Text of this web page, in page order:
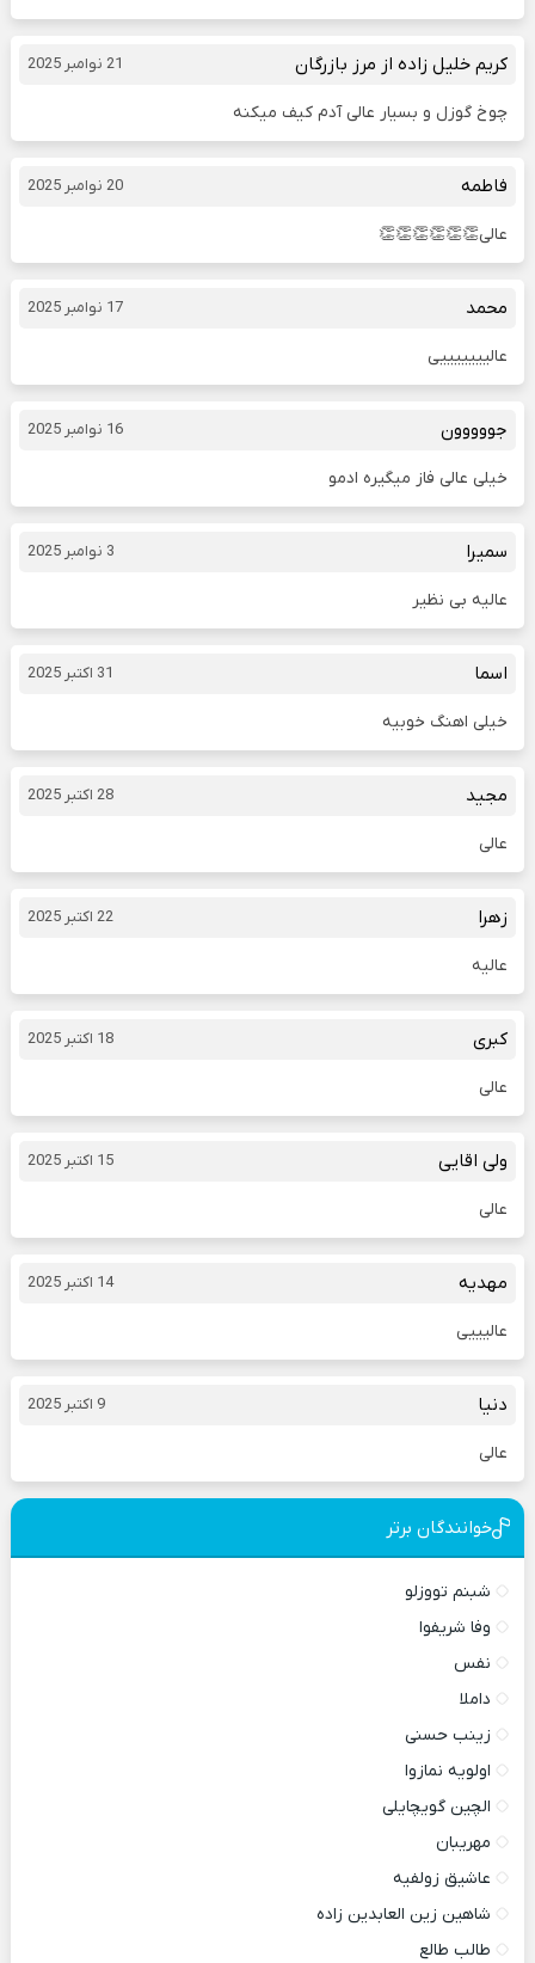
کریم خلیل زاده از مرز بازرگان 21 نوامبر 2025
چوخ گوزل و بسیار عالی آدم کیف میکنه
فاطمه 20 نوامبر 2025
عالی👏👏👏👏👏👏
محمد 17 نوامبر 2025
عالیییییییی
جووووون 16 نوامبر 2025
خیلی عالی فاز میگیره ادمو
سمیرا 3 نوامبر 2025
عالیه بی نظیر
اسما 31 اکتبر 2025
خیلی اهنگ خوبیه
مجید 28 اکتبر 2025
عالی
زهرا 22 اکتبر 2025
عالیه
کبری 18 اکتبر 2025
عالی
ولی اقایی 15 اکتبر 2025
عالی
مهدیه 14 اکتبر 2025
عالیییی
دنیا 9 اکتبر 2025
عالی
خوانندگان برتر
شبنم تووزلو
وفا شریفوا
نفس
داملا
زینب حسنی
اولویه نمازوا
الچین گویچایلی
مهریبان
عاشیق زولفیه
شاهین زین العابدین زاده
طالب طالع